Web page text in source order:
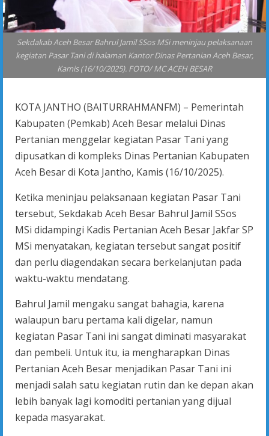
Sekdakab Aceh Besar Bahrul Jamil SSos MSi meninjau pelaksanaan
kegiatan Pasar Tani di halaman Kantor Dinas Pertanian Aceh Besar,
Kamis (16/10/2025). FOTO/ MC ACEH BESAR
KOTA JANTHO (BAITURRAHMANFM) – Pemerintah
Kabupaten (Pemkab) Aceh Besar melalui Dinas
Pertanian menggelar kegiatan Pasar Tani yang
dipusatkan di kompleks Dinas Pertanian Kabupaten
Aceh Besar di Kota Jantho, Kamis (16/10/2025).
Ketika meninjau pelaksanaan kegiatan Pasar Tani
tersebut, Sekdakab Aceh Besar Bahrul Jamil SSos
MSi didampingi Kadis Pertanian Aceh Besar Jakfar SP
MSi menyatakan, kegiatan tersebut sangat positif
dan perlu diagendakan secara berkelanjutan pada
waktu-waktu mendatang.
Bahrul Jamil mengaku sangat bahagia, karena
walaupun baru pertama kali digelar, namun
kegiatan Pasar Tani ini sangat diminati masyarakat
dan pembeli. Untuk itu, ia mengharapkan Dinas
Pertanian Aceh Besar menjadikan Pasar Tani ini
menjadi salah satu kegiatan rutin dan ke depan akan
lebih banyak lagi komoditi pertanian yang dijual
kepada masyarakat.